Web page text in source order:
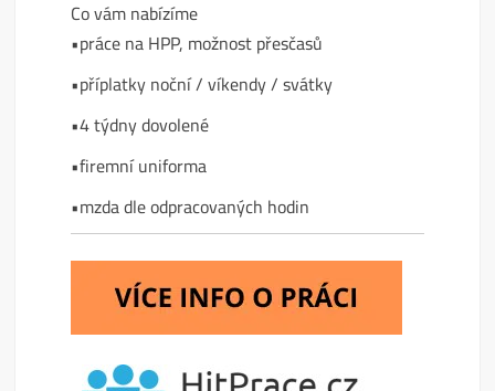
Co vám nabízíme
•práce na HPP, možnost přesčasů
•příplatky noční / víkendy / svátky
•4 týdny dovolené
•firemní uniforma
•mzda dle odpracovaných hodin